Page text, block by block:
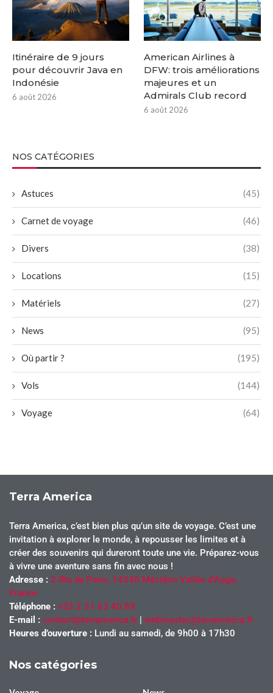
Itinéraire de 9 jours
pour découvrir Java en
Indonésie
6 août 2026
American Airlines à
DFW: trois améliorations
majeures et un
Admirals Club record
6 août 2026
NOS CATÉGORIES
Astuces (45)
Carnet de voyage (46)
Divers (38)
Locations (15)
Matériels (27)
News (95)
Où partir ? (195)
Vols (144)
Voyage (64)
Terra America
Terra America, c’est bien plus qu’un site de voyage. C’est une
invitation à explorer le monde, à repousser les limites et à
créer des souvenirs qui dureront toute une vie. Préparez-vous
à vivre une aventure sans fin avec nous !
Adresse : 2 Rte de Paris, 14340 Mézidon Vallée d’Auge,
France
Téléphone : +33 2 31 63 40 89
E-mail : contact@terramerica.fr | webmaster@terramerica.fr
Heures d’ouverture : Lundi au samedi, de 9h00 à 17h30
Nos catégories